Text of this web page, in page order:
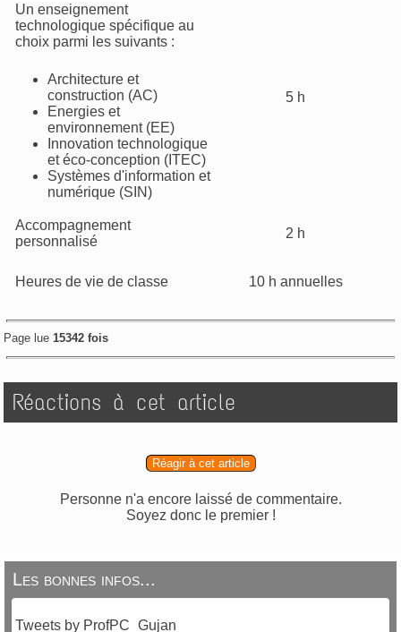
Un enseignement
technologique spécifique au
choix parmi les suivants :
Architecture et
construction (AC)
Energies et
environnement (EE)
Innovation technologique
et éco-conception (ITEC)
Systèmes d'information et
numérique (SIN)
5 h
Accompagnement
personnalisé
2 h
Heures de vie de classe 10 h annuelles
Page lue 15342 fois
Réactions à cet article
Réagir à cet article
Personne n'a encore laissé de commentaire.
Soyez donc le premier !
Les bonnes infos...
Tweets by ProfPC_Gujan